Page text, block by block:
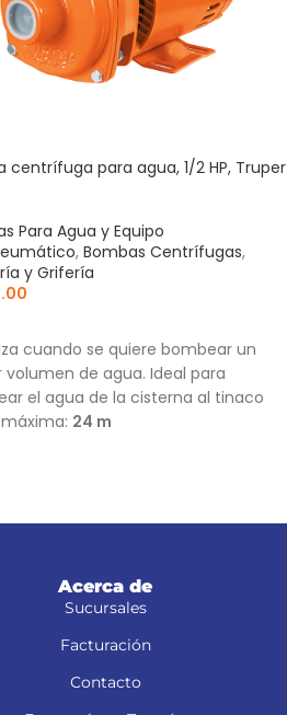
centrífuga para agua, 1/2 HP, Truper
Para Agua y Equipo
, Bombas Centrífugas,
y Grifería
cuando se quiere bombear un
volumen de agua. Ideal para
el agua de la cisterna al tinaco
24 m
Acerca de
Sucursales
Facturación
Contacto